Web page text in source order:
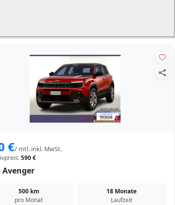
€/ mtl. inkl. MwSt.
590 €
Avenger
500 km
pro Monat
18 Monate
Laufzeit